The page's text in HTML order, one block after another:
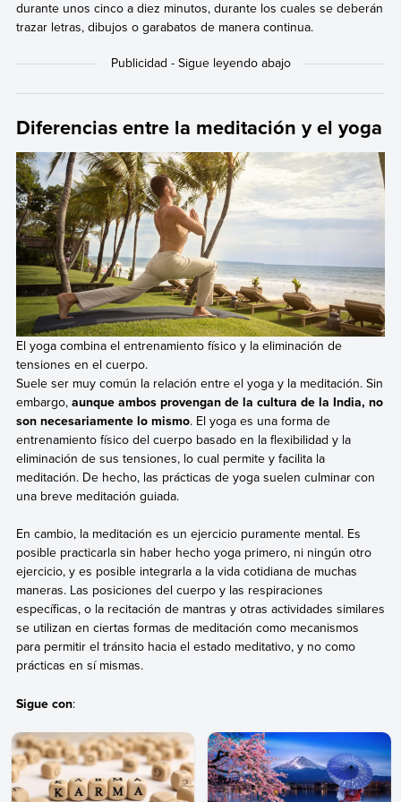
durante unos cinco a diez minutos, durante los cuales se deberán
trazar letras, dibujos o garabatos de manera continua.
Diferencias entre la meditación y el yoga
El yoga combina el entrenamiento físico y la eliminación de
tensiones en el cuerpo.
Suele ser muy común la relación entre el yoga y la meditación. Sin
embargo, aunque ambos provengan de la cultura de la India, no
son necesariamente lo mismo. El yoga es una forma de
entrenamiento físico del cuerpo basado en la flexibilidad y la
eliminación de sus tensiones, lo cual permite y facilita la
meditación. De hecho, las prácticas de yoga suelen culminar con
una breve meditación guiada.
En cambio, la meditación es un ejercicio puramente mental. Es
posible practicarla sin haber hecho yoga primero, ni ningún otro
ejercicio, y es posible integrarla a la vida cotidiana de muchas
maneras. Las posiciones del cuerpo y las respiraciones
específicas, o la recitación de mantras y otras actividades similares
se utilizan en ciertas formas de meditación como mecanismos
para permitir el tránsito hacia el estado meditativo, y no como
prácticas en sí mismas.
Sigue con: